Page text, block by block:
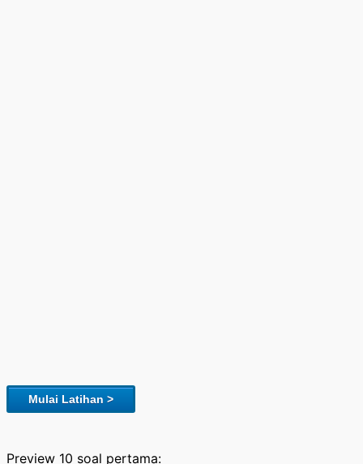
Mulai Latihan >
Preview 10 soal pertama: